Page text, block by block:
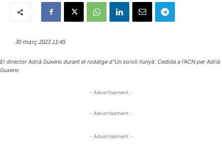
30 març 2023 11:45
El director Adrià Guxens durant el rodatge d''Un soroll llunyà'. Cedida a l'ACN per Adrià
Guxens
- Advertisement -
- Advertisement -
- Advertisement -